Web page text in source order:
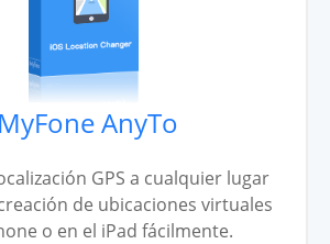
AnyTo
GPS a cualquier lugar
de ubicaciones virtuales
o en el iPad fácilmente.